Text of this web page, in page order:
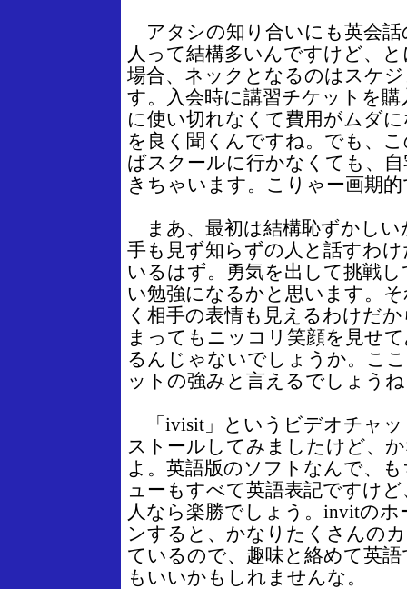
アタシの知り合いにも英会
人って結構多いんですけど、
場合、ネックとなるのはスケ
す。入会時に講習チケットを
に使い切れなくて費用がムダ
を良く聞くんですね。でも、
ばスクールに行かなくても、
きちゃいます。こりゃー画期
まあ、最初は結構恥ずかしい
手も見ず知らずの人と話すわ
いるはず。勇気を出して挑戦
い勉強になるかと思います。
く相手の表情も見えるわけだ
まってもニッコリ笑顔を見せ
るんじゃないでしょうか。こ
ットの強みと言えるでしょう
「ivisit」というビデオチャ
ストールしてみましたけど、
よ。英語版のソフトなんで、
ューもすべて英語表記ですけ
人なら楽勝でしょう。invitの
ンすると、かなりたくさんの
ているので、趣味と絡めて英
もいいかもしれませんな。